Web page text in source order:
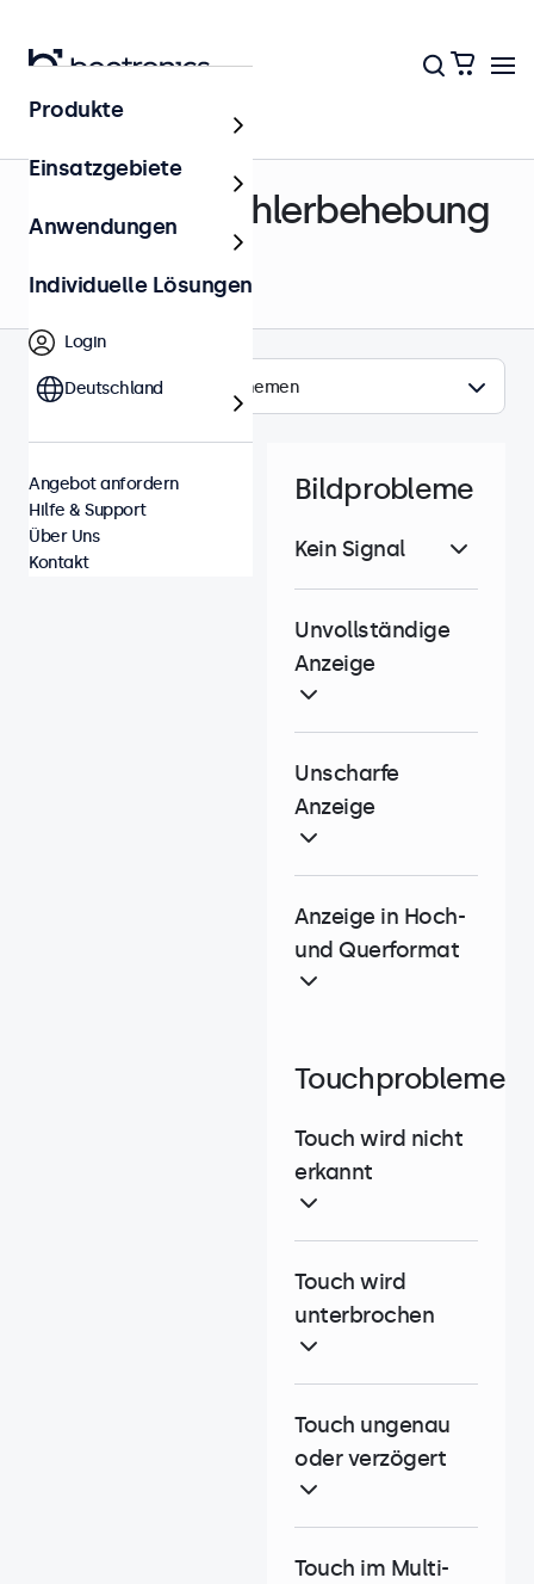
Support & Fehlerbehebung
Themen
Bildprobleme
Kein Signal
Unvollständige
Anzeige
Unscharfe
Anzeige
Anzeige in Hoch-
und Querformat
Touchprobleme
Touch wird nicht
erkannt
Touch wird
unterbrochen
Touch ungenau
oder verzögert
Touch im Multi-
Produkte
Einsatzgebiete
Anwendungen
Individuelle Lösungen
Login
Deutschland
Angebot anfordern
Hilfe & Support
Über Uns
Kontakt